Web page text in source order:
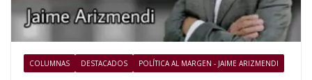
COLUMNAS DESTACADOS POLÍTICA AL MARGEN - JAIME ARIZMENDI